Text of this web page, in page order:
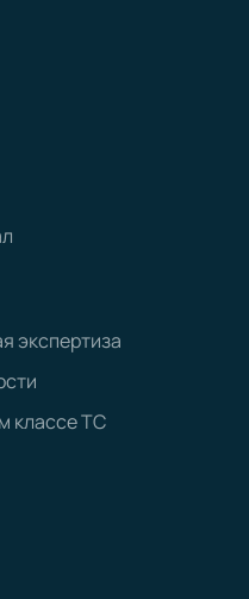
экспертиза
классе ТС